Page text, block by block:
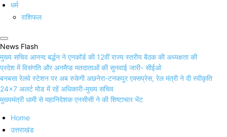
धर्म
राशिफल
News Flash
मुख्य सचिव आनन्द बर्द्धन ने एनकॉर्ड की 12वीं राज्य स्तरीय बैठक की अध्यक्षता की
प्रदेश में विसंगति और अनमैप्ड मतदाताओं की सुनवाई जारी- सीईओ
बनबसा रेलवे स्टेशन पर अब रुकेगी अछनेरा-टनकपुर एक्सप्रेस, रेल मंत्री ने दी स्वीकृति
24×7 अलर्ट मोड में रहें अधिकारी-मुख्य सचिव
मुख्यमंत्री धामी से महानिदेशक एनसीसी ने की शिष्टाचार भेंट
Home
उत्तराखंड